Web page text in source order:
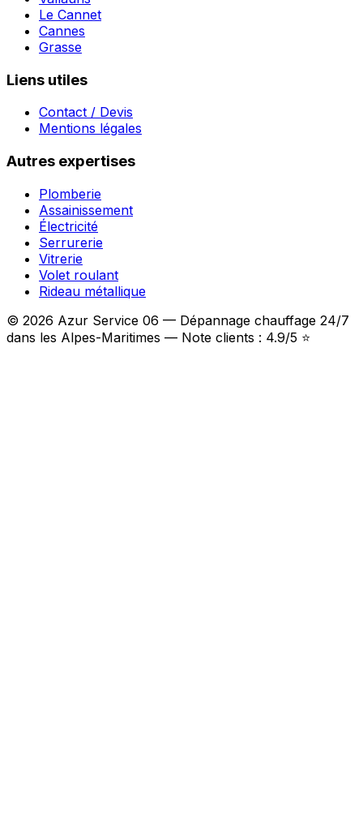
Le Cannet
Cannes
Grasse
Liens utiles
Contact / Devis
Mentions légales
Autres expertises
Plomberie
Assainissement
Électricité
Serrurerie
Vitrerie
Volet roulant
Rideau métallique
© 2026 Azur Service 06 — Dépannage chauffage 24/7
dans les Alpes-Maritimes — Note clients : 4.9/5 ⭐